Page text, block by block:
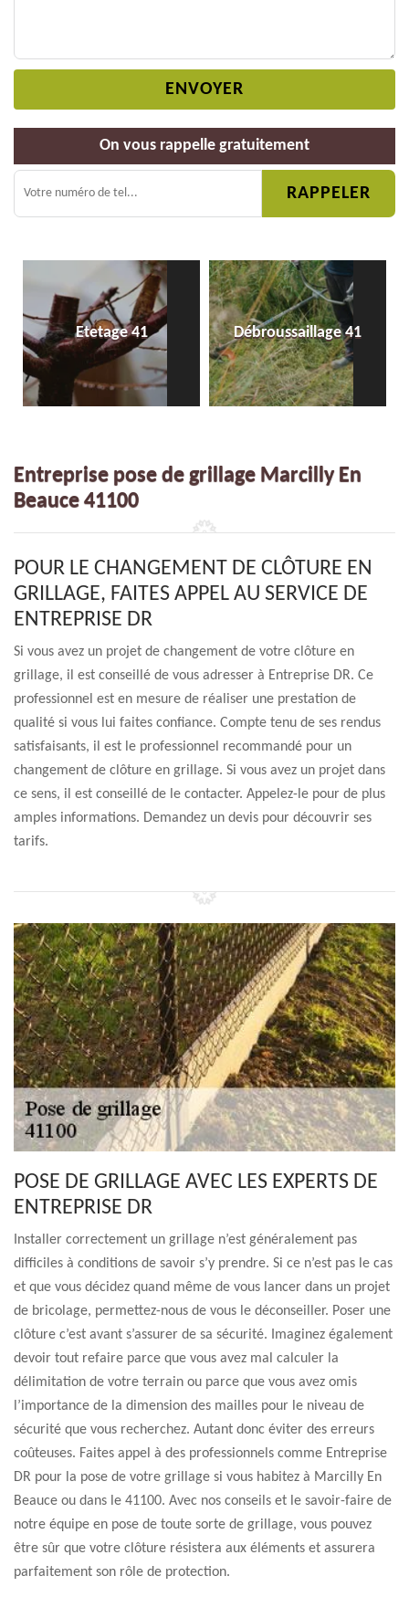
On vous rappelle gratuitement
Etetage 41 Débroussaillage 41
Entreprise pose de grillage Marcilly En
Beauce 41100
POUR LE CHANGEMENT DE CLÔTURE EN
GRILLAGE, FAITES APPEL AU SERVICE DE
ENTREPRISE DR
Si vous avez un projet de changement de votre clôture en
grillage, il est conseillé de vous adresser à Entreprise DR. Ce
professionnel est en mesure de réaliser une prestation de
qualité si vous lui faites confiance. Compte tenu de ses rendus
satisfaisants, il est le professionnel recommandé pour un
changement de clôture en grillage. Si vous avez un projet dans
ce sens, il est conseillé de le contacter. Appelez-le pour de plus
amples informations. Demandez un devis pour découvrir ses
tarifs.
POSE DE GRILLAGE AVEC LES EXPERTS DE
ENTREPRISE DR
Installer correctement un grillage n’est généralement pas
difficiles à conditions de savoir s’y prendre. Si ce n’est pas le cas
et que vous décidez quand même de vous lancer dans un projet
de bricolage, permettez-nous de vous le déconseiller. Poser une
clôture c’est avant s’assurer de sa sécurité. Imaginez également
devoir tout refaire parce que vous avez mal calculer la
délimitation de votre terrain ou parce que vous avez omis
l’importance de la dimension des mailles pour le niveau de
sécurité que vous recherchez. Autant donc éviter des erreurs
coûteuses. Faites appel à des professionnels comme Entreprise
DR pour la pose de votre grillage si vous habitez à Marcilly En
Beauce ou dans le 41100. Avec nos conseils et le savoir-faire de
notre équipe en pose de toute sorte de grillage, vous pouvez
être sûr que votre clôture résistera aux éléments et assurera
parfaitement son rôle de protection.